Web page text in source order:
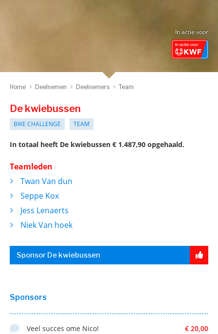
In actie voor
Home Deelnemen Deelnemers Team
De kwiebussen
BIKE CHALLENGE TEAM
In totaal heeft De kwiebussen € 1.487,90 opgehaald.
Teamleden
Twan Van dun
Seppe Kox
Jess Lenaerts
Niek Van hoek
Sponsor De kwiebussen
Sponsors
€ 20,00
Veel succes ome Nico!